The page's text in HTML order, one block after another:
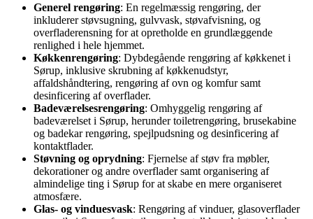
Generel rengøring: En regelmæssig rengøring, der
inkluderer støvsugning, gulvvask, støvafvisning, og
overfladerensning for at opretholde en grundlæggende
renlighed i hele hjemmet.
Køkkenrengøring: Dybdegående rengøring af køkkenet i
Sørup, inklusive skrubning af køkkenudstyr,
affaldshåndtering, rengøring af ovn og komfur samt
desinficering af overflader.
Badeværelsesrengøring: Omhyggelig rengøring af
badeværelset i Sørup, herunder toiletrengøring, brusekabine
og badekar rengøring, spejlpudsning og desinficering af
kontaktflader.
Støvning og oprydning: Fjernelse af støv fra møbler,
dekorationer og andre overflader samt organisering af
almindelige ting i Sørup for at skabe en mere organiseret
atmosfære.
Glas- og vinduesvask: Rengøring af vinduer, glasoverflader